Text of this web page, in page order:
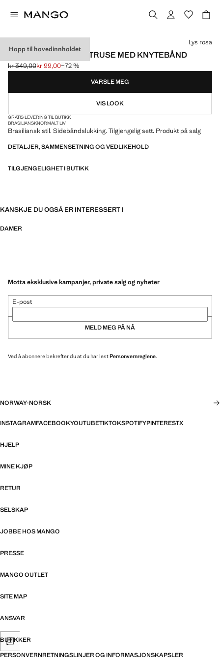
Hopp til hovedinnholdet
BRASILIANSK BIKINITRUSE MED KNYTEBÅND
Første pris strøket [kr 349,00 ]
kr 349,00
Gjeldende pris [kr 99,00 ]
kr 99,00−72 %
Velg en farge
Lys rosa
VARSLE MEG
VIS LOOK
GRATIS LEVERING TIL BUTIKK
BRASILIANSKNORMALT LIV
Brasiliansk stil. Sidebåndslukking. Tilgjengelig sett. Produkt på salg
DETALJER, SAMMENSETNING OG VEDLIKEHOLD
TILGJENGELIGHET I BUTIKK
KANSKJE DU OGSÅ ER INTERESSERT I
DAMER
Motta eksklusive kampanjer, private salg og nyheter
E-post
MELD MEG PÅ NÅ
Ved å abonnere bekrefter du at du har lestPersonvernreglene.
NORWAY·NORSK
INSTAGRAMFACEBOOKYOUTUBETIKTOKSPOTIFYPINTERESTX
HJELP
MINE KJØP
RETUR
SELSKAP
JOBBE HOS MANGO
PRESSE
MANGO OUTLET
SITE MAP
ANSVAR
BUTIKKER
PERSONVERNRETNINGSLINJER OG INFORMASJONSKAPSLER